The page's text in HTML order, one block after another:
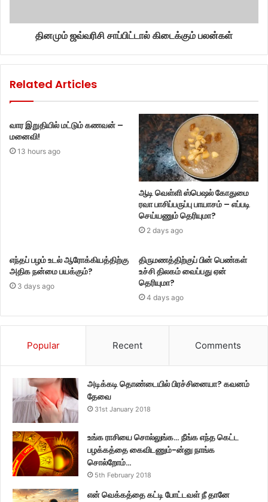
தினமும் ஜவ்வரிசி சாப்பிட்டால் கிடைக்கும் பலன்கள்
Related Articles
வார இறுதியில் மட்டும் கணவன் –
மனைவி!
13 hours ago
ஆடி வெள்ளி ஸ்பெஷல் கோதுமை
ரவா பாசிப்பருப்பு பாயாசம் – எப்படி
செய்யணும் தெரியுமா?
2 days ago
எந்தப் பழம் உடல் ஆரோக்கியத்திற்கு
அதிக நன்மை பயக்கும்?
3 days ago
திருமணத்திற்குப் பின் பெண்கள்
உச்சி திலகம் வைப்பது ஏன்
தெரியுமா?
4 days ago
Popular Recent Comments
அடிக்கடி தொண்டையில் பிரச்சினையா? கவனம்
தேவை
31st January 2018
உங்க ராசியை சொல்லுங்க… நீங்க எந்த கெட்ட
பழக்கத்தை கைவிடணும்-ன்னு நாங்க
சொல்றோம்…
5th February 2018
என் வெக்கத்தை கட்டி போட்டவள் நீ தானே